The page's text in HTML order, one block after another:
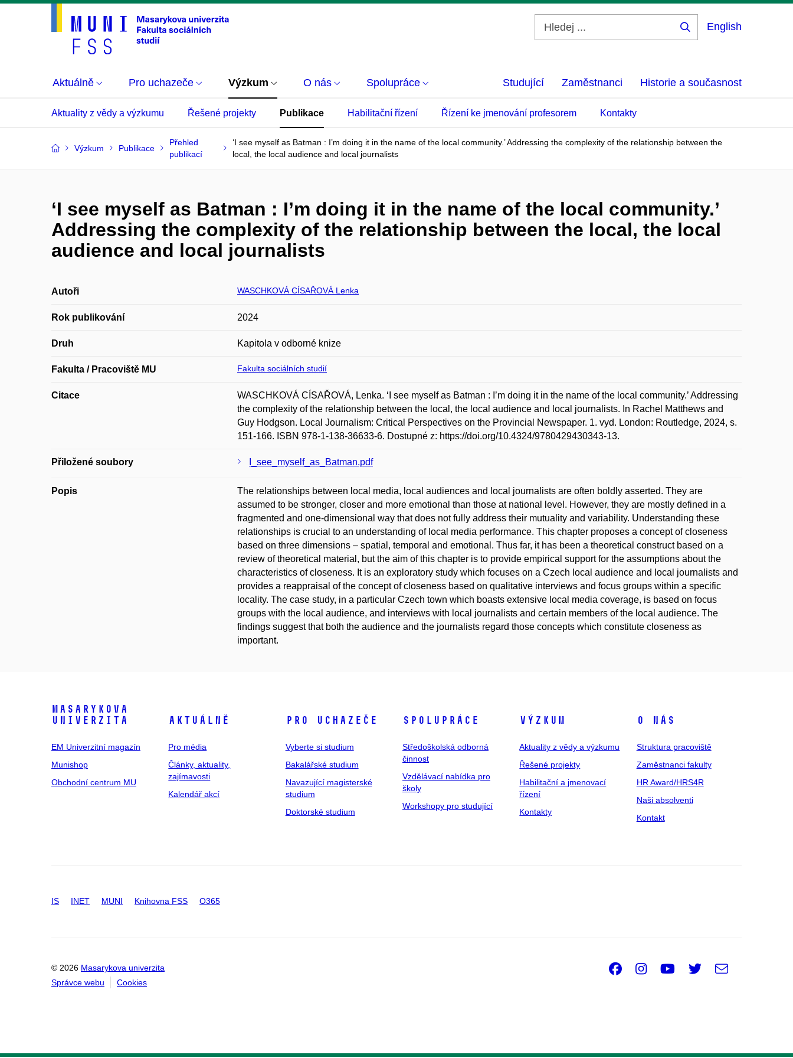
English
Aktuálně Pro uchazeče Výzkum O nás Spolupráce Studující Zaměstnanci Historie a současnost
Aktuality z vědy a výzkumu Řešené projekty Publikace Habilitační řízení Řízení ke jmenování profesorem Kontakty
Výzkum Publikace
Přehled
publikací
‘I see myself as Batman : I’m doing it in the name of the local community.’ Addressing the complexity of the relationship between the
local, the local audience and local journalists
‘I see myself as Batman : I’m doing it in the name of the local community.’
Addressing the complexity of the relationship between the local, the local
audience and local journalists
Autoři WASCHKOVÁ CÍSAŘOVÁ Lenka
Rok publikování 2024
Druh Kapitola v odborné knize
Fakulta / Pracoviště MU Fakulta sociálních studií
Citace
WASCHKOVÁ CÍSAŘOVÁ, Lenka. ‘I see myself as Batman : I’m doing it in the name of the local community.’ Addressing
the complexity of the relationship between the local, the local audience and local journalists. In Rachel Matthews and
Guy Hodgson. Local Journalism: Critical Perspectives on the Provincial Newspaper. 1. vyd. London: Routledge, 2024, s.
151-166. ISBN 978-1-138-36633-6. Dostupné z: https://doi.org/10.4324/9780429430343-13.
Přiložené soubory I_see_myself_as_Batman.pdf
Popis
The relationships between local media, local audiences and local journalists are often boldly asserted. They are
assumed to be stronger, closer and more emotional than those at national level. However, they are mostly defined in a
fragmented and one-dimensional way that does not fully address their mutuality and variability. Understanding these
relationships is crucial to an understanding of local media performance. This chapter proposes a concept of closeness
based on three dimensions – spatial, temporal and emotional. Thus far, it has been a theoretical construct based on a
review of theoretical material, but the aim of this chapter is to provide empirical support for the assumptions about the
characteristics of closeness. It is an exploratory study which focuses on a Czech local audience and local journalists and
provides a reappraisal of the concept of closeness based on qualitative interviews and focus groups within a specific
locality. The case study, in a particular Czech town which boasts extensive local media coverage, is based on focus
groups with the local audience, and interviews with local journalists and certain members of the local audience. The
findings suggest that both the audience and the journalists regard those concepts which constitute closeness as
important.
Masarykova
univerzita
EM Univerzitní magazín
Munishop
Obchodní centrum MU
Aktuálně
Pro média
Články, aktuality,
zajímavosti
Kalendář akcí
Pro uchazeče
Vyberte si studium
Bakalářské studium
Navazující magisterské
studium
Doktorské studium
Spolupráce
Středoškolská odborná
činnost
Vzdělávací nabídka pro
školy
Workshopy pro studující
Výzkum
Aktuality z vědy a výzkumu
Řešené projekty
Habilitační a jmenovací
řízení
Kontakty
O nás
Struktura pracoviště
Zaměstnanci fakulty
HR Award/HRS4R
Naši absolventi
Kontakt
IS INET MUNI Knihovna FSS O365
© 2026 Masarykova univerzita
Správce webu
Cookies
Facebook
Instagram
Youtube
Twitter
e-